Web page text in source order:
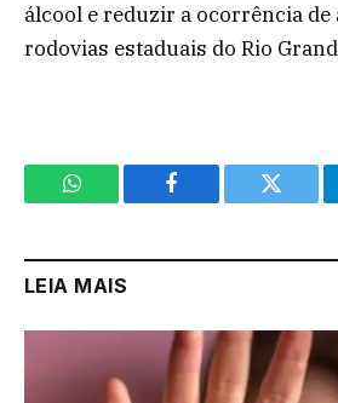
álcool e reduzir a ocorrência de
rodovias estaduais do Rio
WhatsApp Facebook Twitter
LEIA MAIS